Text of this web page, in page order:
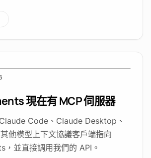
現在有 MCP 伺服器
Code、Claude Desktop、
他模型上下文協議客戶端指向
，並直接調用我們的 API。